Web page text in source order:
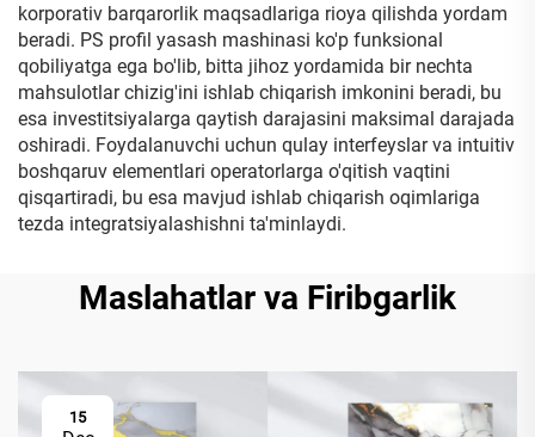
korporativ barqarorlik maqsadlariga rioya qilishda yordam
beradi. PS profil yasash mashinasi ko'p funksional
qobiliyatga ega bo'lib, bitta jihoz yordamida bir nechta
mahsulotlar chizig'ini ishlab chiqarish imkonini beradi, bu
esa investitsiyalarga qaytish darajasini maksimal darajada
oshiradi. Foydalanuvchi uchun qulay interfeyslar va intuitiv
boshqaruv elementlari operatorlarga o'qitish vaqtini
qisqartiradi, bu esa mavjud ishlab chiqarish oqimlariga
tezda integratsiyalashishni ta'minlaydi.
Maslahatlar va Firibgarlik
15